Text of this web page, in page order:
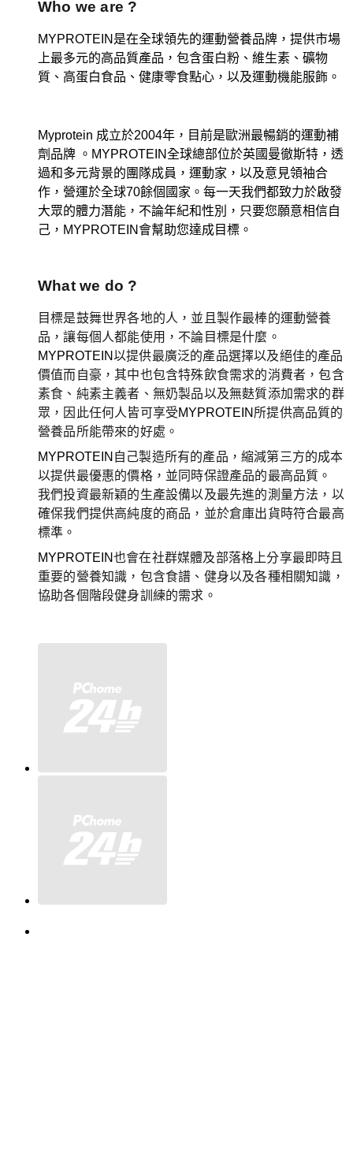
Who we are ?
MYPROTEIN是在全球領先的運動營養品牌，提供市場
上最多元的高品質產品，包含蛋白粉、維生素、礦物
質、高蛋白食品、健康零食點心，以及運動機能服飾。
Myprotein 成立於2004年，目前是歐洲最暢銷的運動補
劑品牌 。MYPROTEIN全球總部位於英國曼徹斯特，透
過和多元背景的團隊成員，運動家，以及意見領袖合
作，營運於全球70餘個國家。每一天我們都致力於啟發
大眾的體力潛能，不論年紀和性別，只要您願意相信自
己，MYPROTEIN會幫助您達成目標。
What we do ?
目標是鼓舞世界各地的人，並且製作最棒的運動營養
品，讓每個人都能使用，不論目標是什麼。
MYPROTEIN以提供最廣泛的產品選擇以及絕佳的產品
價值而自豪，其中也包含特殊飲食需求的消費者，包含
素食、純素主義者、無奶製品以及無麩質添加需求的群
眾，因此任何人皆可享受MYPROTEIN 所提供高品質的
營養品所能帶來的好處。
MYPROTEIN 自己製造所有的產品，縮減第三方的成本
以提供最優惠的價格，並同時保證產品的最高品質。
我們投資最新穎的生產設備以及最先進的測量方法，以
確保我們提供高純度的商品，並於倉庫出貨時符合最高
標準。
MYPROTEIN也會在社群媒體及部落格上分享最即時且
重要的營養知識，包含食譜、健身以及各種相關知識，
協助各個階段健身訓練的需求。